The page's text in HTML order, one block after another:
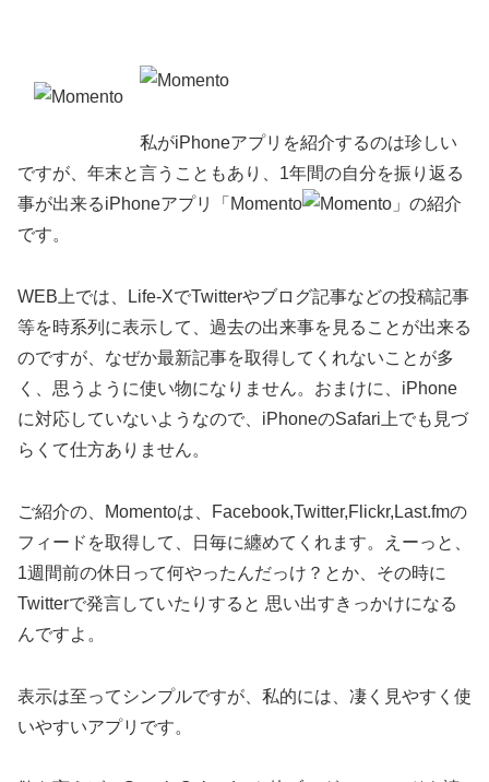
私がiPhoneアプリを紹介するのは珍しい
ですが、年末と言うこともあり、1年間の自分を振り返る
事が出来るiPhoneアプリ「Momento
」の紹介
です。
WEB上では、Life-XでTwitterやブログ記事などの投稿記事
等を時系列に表示して、過去の出来事を見ることが出来る
のですが、なぜか最新記事を取得してくれないことが多
く、思うように使い物になりません。おまけに、iPhone
に対応していないようなので、iPhoneのSafari上でも見づ
らくて仕方ありません。
ご紹介の、Momentoは、Facebook,Twitter,Flickr,Last.fmの
フィードを取得して、日毎に纏めてくれます。えーっと、
1週間前の休日って何やったんだっけ？とか、その時に
Twitterで発言していたりすると 思い出すきっかけになる
んですよ。
表示は至ってシンプルですが、私的には、凄く見やすく使
いやすいアプリです。